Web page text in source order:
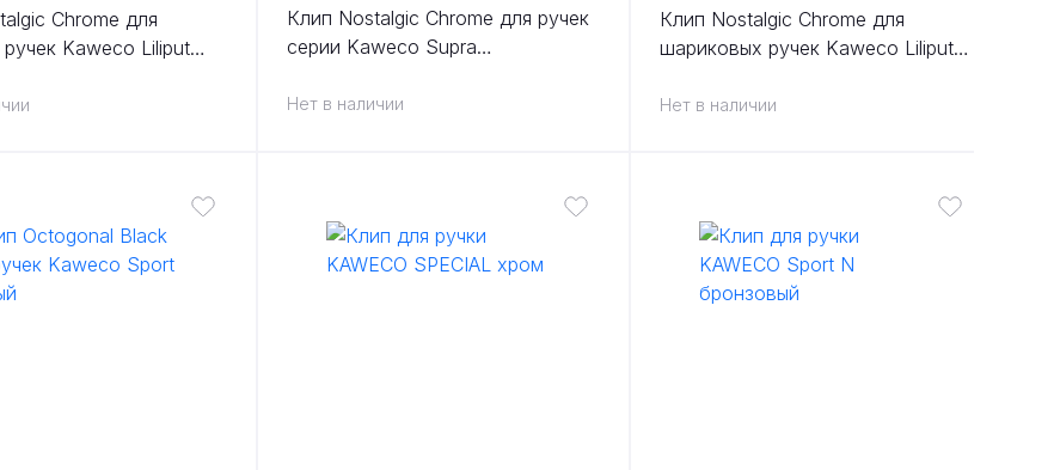
Chrome для
Kaweco Liliput
Нет в наличии
Клип Nostalgic Chrome для ручек
серии Kaweco Supra
Нет в наличии
Клип Nostalgic Chrome для
шариковых ручек Kaweco Liliput